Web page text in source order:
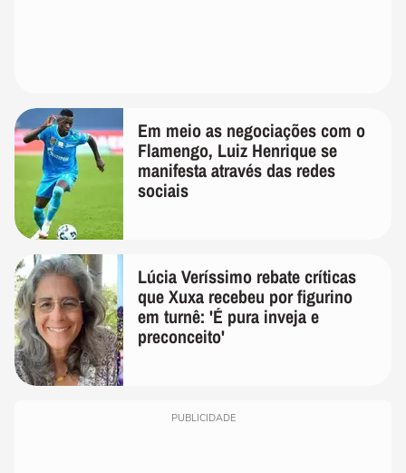
Em meio as negociações com o
Flamengo, Luiz Henrique se
manifesta através das redes
sociais
Lúcia Veríssimo rebate críticas
que Xuxa recebeu por figurino
em turnê: 'É pura inveja e
preconceito'
PUBLICIDADE